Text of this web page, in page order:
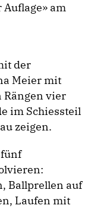
am
der
Meier mit
Rängen vier
im Schiessteil
zeigen.
Ballprellen auf
Laufen mit